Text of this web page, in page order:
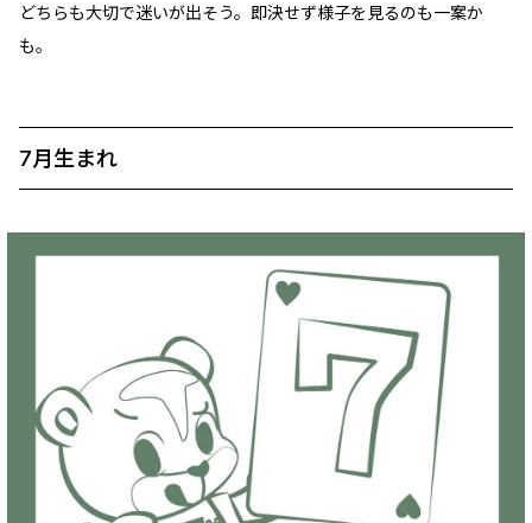
どちらも大切で迷いが出そう。即決せず様子を見るのも一案か
も。
7月生まれ